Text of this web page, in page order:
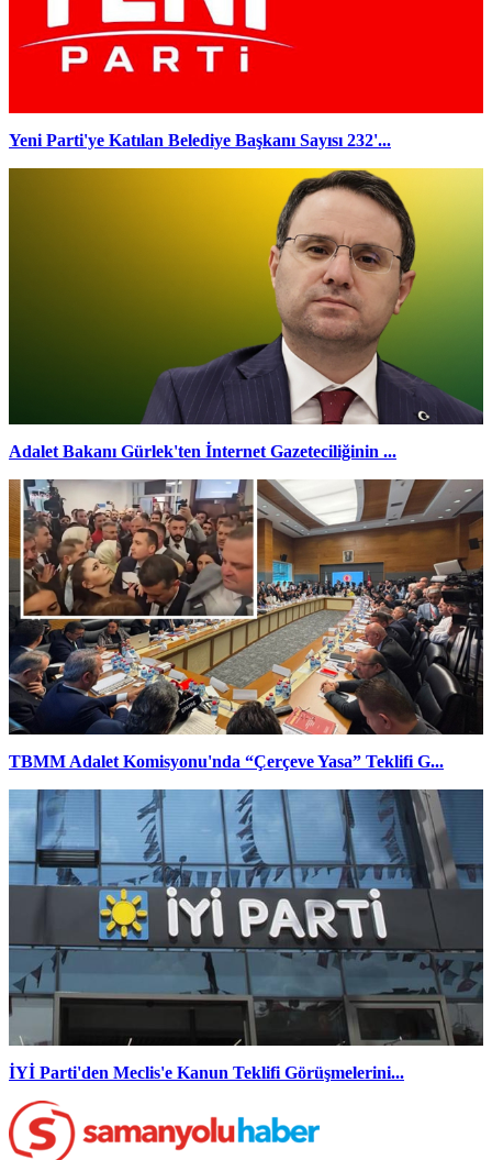
Yeni Parti'ye Katılan Belediye Başkanı Sayısı 232'...
Adalet Bakanı Gürlek'ten İnternet Gazeteciliğinin ...
TBMM Adalet Komisyonu'nda “Çerçeve Yasa” Teklifi G...
İYİ Parti'den Meclis'e Kanun Teklifi Görüşmelerini...